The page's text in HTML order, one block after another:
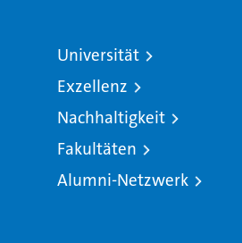
Universität
Exzellenz
Nachhaltigkeit
Fakultäten
Alumni-Netzwerk